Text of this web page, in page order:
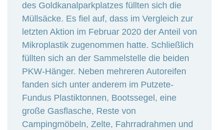
des Goldkanalparkplatzes füllten sich die
Müllsäcke. Es fiel auf, dass im Vergleich zur
letzten Aktion im Februar 2020 der Anteil von
Mikroplastik zugenommen hatte. Schließlich
füllten sich an der Sammelstelle die beiden
PKW-Hänger. Neben mehreren Autoreifen
fanden sich unter anderem im Putzete-
Fundus Plastiktonnen, Bootssegel, eine
große Gasflasche, Reste von
Campingmöbeln, Zelte, Fahrradrahmen und